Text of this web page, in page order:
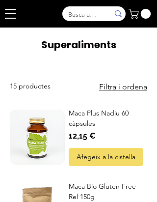
Superaliments
15 productes Filtra i ordena
Maca Plus Nadiu 60
càpsules
Preu
12,15 €
Afegeix a la cistella
Maca Bio Gluten Free -
Rel 150g